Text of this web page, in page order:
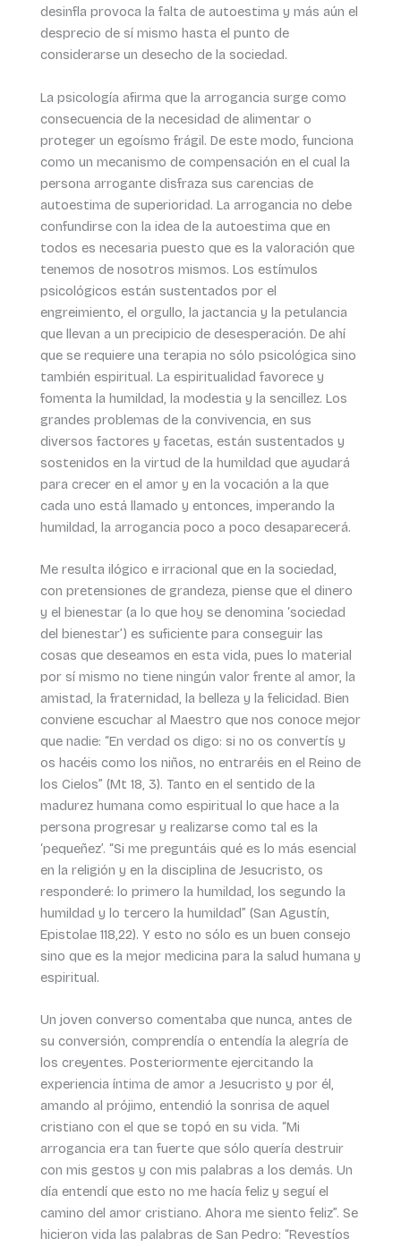
desinfla provoca la falta de autoestima y más aún el
desprecio de sí mismo hasta el punto de
considerarse un desecho de la sociedad.
La psicología afirma que la arrogancia surge como
consecuencia de la necesidad de alimentar o
proteger un egoísmo frágil. De este modo, funciona
como un mecanismo de compensación en el cual la
persona arrogante disfraza sus carencias de
autoestima de superioridad. La arrogancia no debe
confundirse con la idea de la autoestima que en
todos es necesaria puesto que es la valoración que
tenemos de nosotros mismos. Los estímulos
psicológicos están sustentados por el
engreimiento, el orgullo, la jactancia y la petulancia
que llevan a un precipicio de desesperación. De ahí
que se requiere una terapia no sólo psicológica sino
también espiritual. La espiritualidad favorece y
fomenta la humildad, la modestia y la sencillez. Los
grandes problemas de la convivencia, en sus
diversos factores y facetas, están sustentados y
sostenidos en la virtud de la humildad que ayudará
para crecer en el amor y en la vocación a la que
cada uno está llamado y entonces, imperando la
humildad, la arrogancia poco a poco desaparecerá.
Me resulta ilógico e irracional que en la sociedad,
con pretensiones de grandeza, piense que el dinero
y el bienestar (a lo que hoy se denomina ‘sociedad
del bienestar’) es suficiente para conseguir las
cosas que deseamos en esta vida, pues lo material
por sí mismo no tiene ningún valor frente al amor, la
amistad, la fraternidad, la belleza y la felicidad. Bien
conviene escuchar al Maestro que nos conoce mejor
que nadie: “En verdad os digo: si no os convertís y
os hacéis como los niños, no entraréis en el Reino de
los Cielos” (Mt 18, 3). Tanto en el sentido de la
madurez humana como espiritual lo que hace a la
persona progresar y realizarse como tal es la
‘pequeñez’. “Si me preguntáis qué es lo más esencial
en la religión y en la disciplina de Jesucristo, os
responderé: lo primero la humildad, los segundo la
humildad y lo tercero la humildad” (San Agustín,
Epistolae 118,22). Y esto no sólo es un buen consejo
sino que es la mejor medicina para la salud humana y
espiritual.
Un joven converso comentaba que nunca, antes de
su conversión, comprendía o entendía la alegría de
los creyentes. Posteriormente ejercitando la
experiencia íntima de amor a Jesucristo y por él,
amando al prójimo, entendió la sonrisa de aquel
cristiano con el que se topó en su vida. “Mi
arrogancia era tan fuerte que sólo quería destruir
con mis gestos y con mis palabras a los demás. Un
día entendí que esto no me hacía feliz y seguí el
camino del amor cristiano. Ahora me siento feliz”. Se
hicieron vida las palabras de San Pedro: “Revestíos